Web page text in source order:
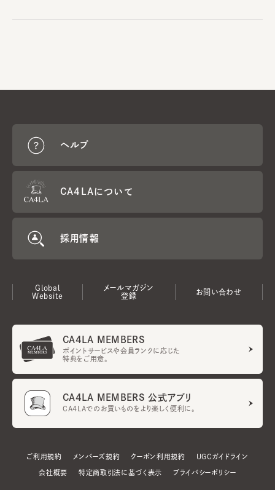
ヘルプ
CA4LAについて
採用情報
Global
Website
メールマガジン
登録
お問い合わせ
CA4LA MEMBERS
ポイントサービスや会員ランクに応じた
特典をご用意。
CA4LA MEMBERS 公式アプリ
CA4LAでのお買いものをより楽しく便利に。
ご利用規約 メンバーズ規約 クーポン利用規約 UGCガイドライン
会社概要 特定商取引法に基づく表示 プライバシーポリシー